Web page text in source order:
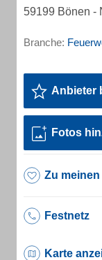
59199 Bönen -
Branche:
Anbieter
Fotos
Zu
Festnetz
Karte